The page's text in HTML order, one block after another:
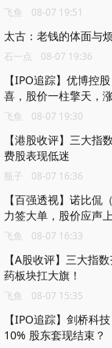
飞鱼 08-07 19:51
太古：老钱的体面与
石一点 08-07 19:36
【IPO追踪】优博控
喜，股价一柱擎天，
飞鱼 08-07 19:30
【港股收评】三大指
费股表现低迷
瓶子 08-07 16:36
【百强透视】诺比侃
力签大单，股价应声
飞鱼 08-07 16:33
【A股收评】三大指
药板块扛大旗！
飞鱼 08-07 15:35
【IPO追踪】剑桥科
10% 股东套现结束？